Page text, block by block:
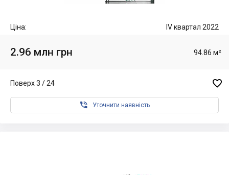
Ціна: IV квартал 2022
2.96 млн грн 94.86 м²
Поверх 3 / 24 
 Уточнити наявність